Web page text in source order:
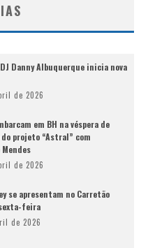
Danny Albuquerque inicia nova
de 2026
em BH na véspera de
projeto “Astral” com
de 2026
se apresentam no Carretão
feira
de 2026